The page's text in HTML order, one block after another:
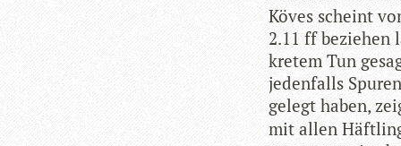
Köves scheint
2.11 ff bezie­hen
kre­tem Tun
jeden­falls
ge­legt haben,
mit allen